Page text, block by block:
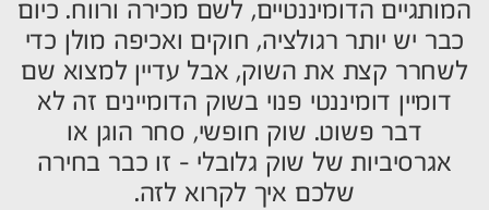
המותגיים הדומיננטיים, לשם מכירה ורווח. כיום
כבר יש יותר רגולציה, חוקים ואכיפה מולן כדי
לשחרר קצת את השוק, אבל עדיין למצוא שם
דומיין דומיננטי פנוי בשוק הדומיינים זה לא
דבר פשוט. שוק חופשי, סחר הוגן או
אגרסיביות של שוק גלובלי – זו כבר בחירה
שלכם איך לקרוא לזה.